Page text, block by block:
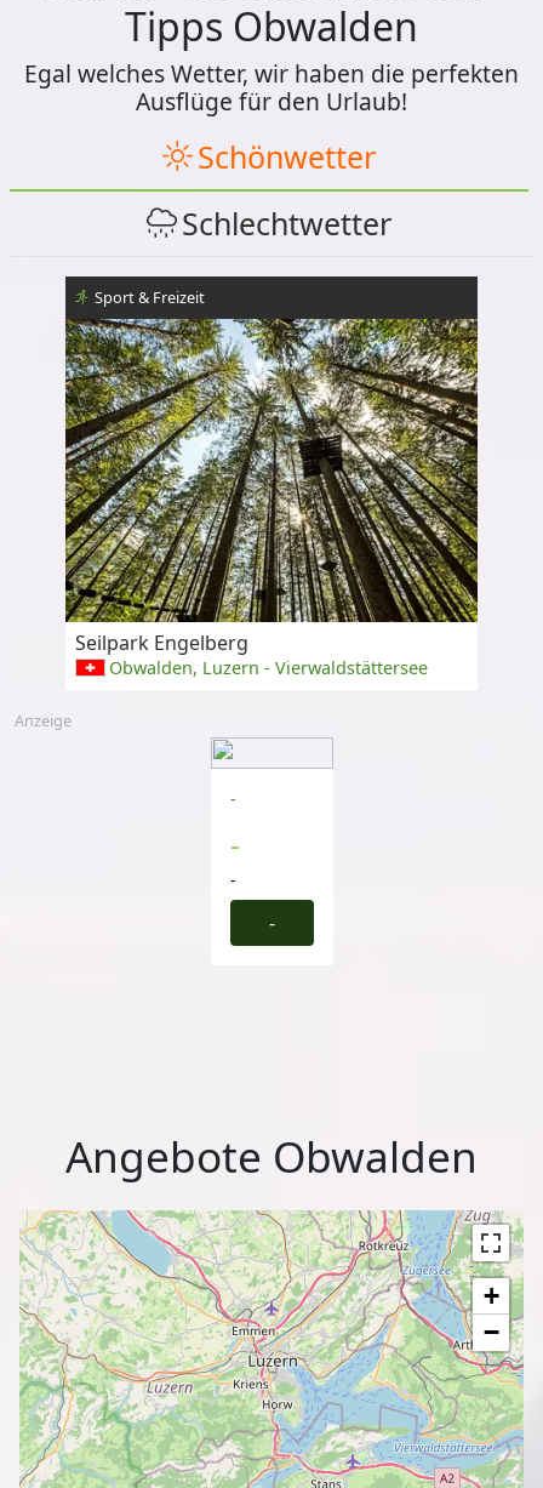
Tipps Obwalden
Egal welches Wetter, wir haben die perfekten
Ausflüge für den Urlaub!
Schönwetter
Schlechtwetter
Sport & Freizeit
Seilpark Engelberg
Obwalden, Luzern - Vierwaldstättersee
Anzeige
-
-
-
-
Angebote Obwalden
+
−